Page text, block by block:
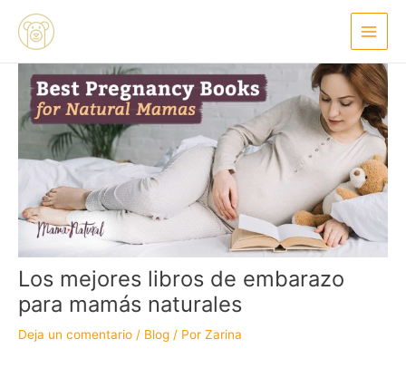
contenido
Main
Menu
Los mejores libros de embarazo
para mamás naturales
Deja un comentario / Blog / Por Zarina
de
entradas